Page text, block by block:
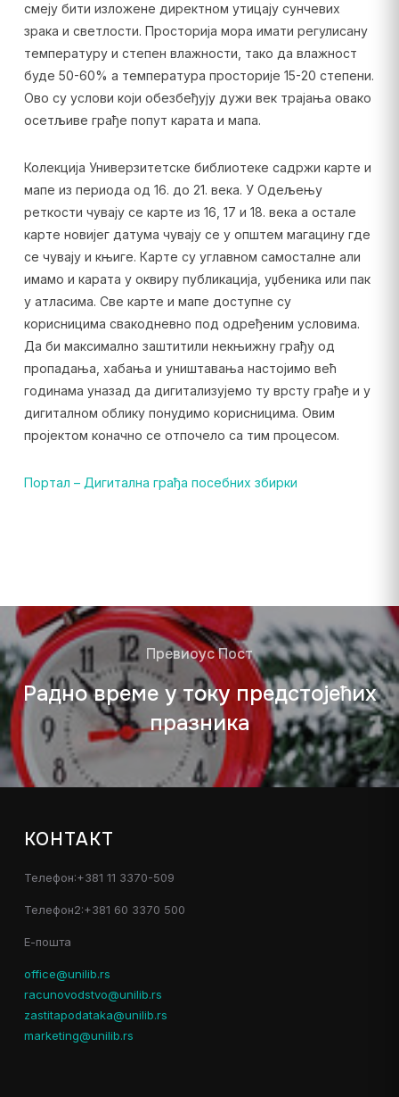
смеју бити изложене директном утицају сунчевих
зрака и светлости. Просторија мора имати регулисану
температуру и степен влажности, тако да влажност
буде 50-60% а температура просторије 15-20 степени.
Ово су услови који обезбеђују дужи век трајања овако
осетљиве грађе попут карата и мапа.
Колекција Универзитетске библиотеке садржи карте и
мапе из периода од 16. до 21. века. У Одељењу
реткости чувају се карте из 16, 17 и 18. века а остале
карте новијег датума чувају се у општем магацину где
се чувају и књиге. Карте су углавном самосталне али
имамо и карата у оквиру публикација, уџбеника или пак
у атласима. Све карте и мапе доступне су
корисницима свакодневно под одређеним условима.
Да би максимално заштитили некњижну грађу од
пропадања, хабања и уништавања настојимо већ
годинама уназад да дигитализујемо ту врсту грађе и у
дигиталном облику понудимо корисницима. Овим
пројектом коначно се отпочело са тим процесом.
Портал – Дигитална грађа посебних збирки
Превиоус Пост
Радно време у току предстојећих
празника
КОНТАКТ
Телефон:+381 11 3370-509
Телефон2:+381 60 3370 500
Е-пошта
office@unilib.rs
racunovodstvo@unilib.rs
zastitapodataka@unilib.rs
marketing@unilib.rs